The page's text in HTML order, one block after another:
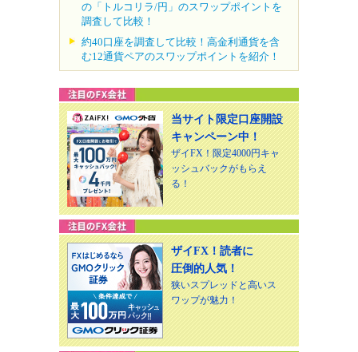
の「トルコリラ/円」のスワップポイントを
調査して比較！
約40口座を調査して比較！高金利通貨を含
む12通貨ペアのスワップポイントを紹介！
当サイト限定口座開設
キャンペーン中！
ザイFX！限定4000円キャ
ッシュバックがもらえ
る！
ザイFX！読者に
圧倒的人気！
狭いスプレッドと高いス
ワップが魅力！